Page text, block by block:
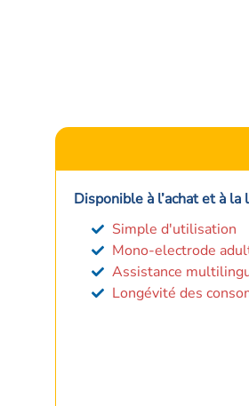
Disponible à l’achat et à
Simple d'utilisation
Mono-electrode
Assistance
Longévité des